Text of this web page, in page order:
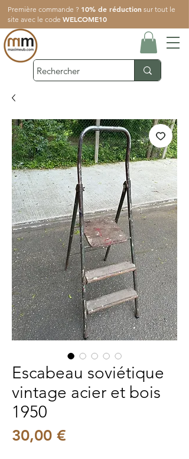
Première commande ? 10% de réduction sur tout le
site avec le code WELCOME10
Escabeau soviétique
vintage acier et bois
1950
30,00 €